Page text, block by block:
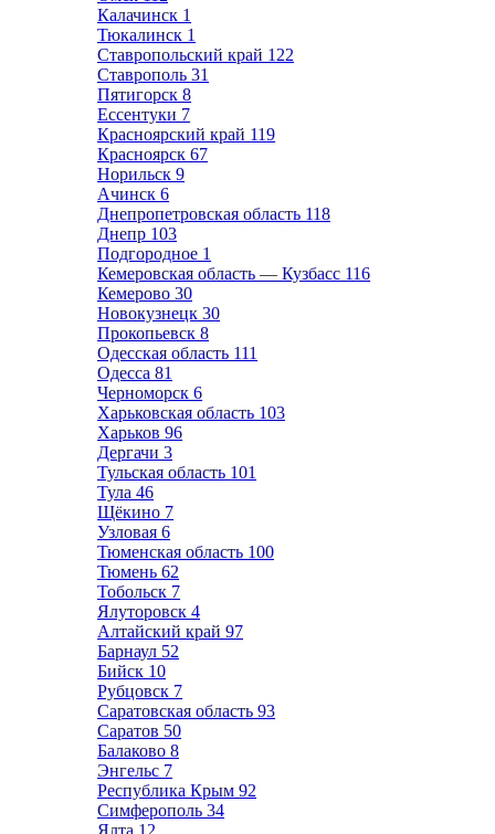
Калачинск 1
Тюкалинск 1
Ставропольский край 122
Ставрополь 31
Пятигорск 8
Ессентуки 7
Красноярский край 119
Красноярск 67
Норильск 9
Ачинск 6
Днепропетровская область 118
Днепр 103
Подгородное 1
Кемеровская область — Кузбасс 116
Кемерово 30
Новокузнецк 30
Прокопьевск 8
Одесская область 111
Одесса 81
Черноморск 6
Харьковская область 103
Харьков 96
Дергачи 3
Тульская область 101
Тула 46
Щёкино 7
Узловая 6
Тюменская область 100
Тюмень 62
Тобольск 7
Ялуторовск 4
Алтайский край 97
Барнаул 52
Бийск 10
Рубцовск 7
Саратовская область 93
Саратов 50
Балаково 8
Энгельс 7
Республика Крым 92
Симферополь 34
Ялта 12